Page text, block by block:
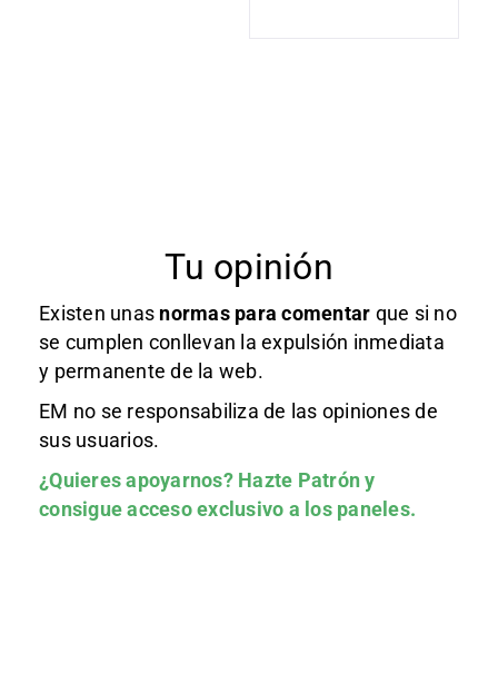
Tu opinión
Existen unas normas para comentar que si no
se cumplen conllevan la expulsión inmediata
y permanente de la web.
EM no se responsabiliza de las opiniones de
sus usuarios.
¿Quieres apoyarnos? Hazte Patróny
consigue acceso exclusivo a los paneles.